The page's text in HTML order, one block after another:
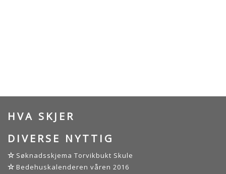
HVA SKJER
DIVERSE NYTTIG
Søknadsskjema Torvikbukt Skule
Bedehuskalenderen våren 2016